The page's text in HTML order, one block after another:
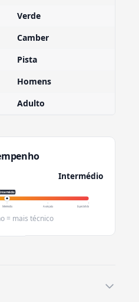
Verde
Camber
Pista
Homens
Adulto
Intermédio
Intermédio Avançado Especialista
Intermédio
= mais técnico